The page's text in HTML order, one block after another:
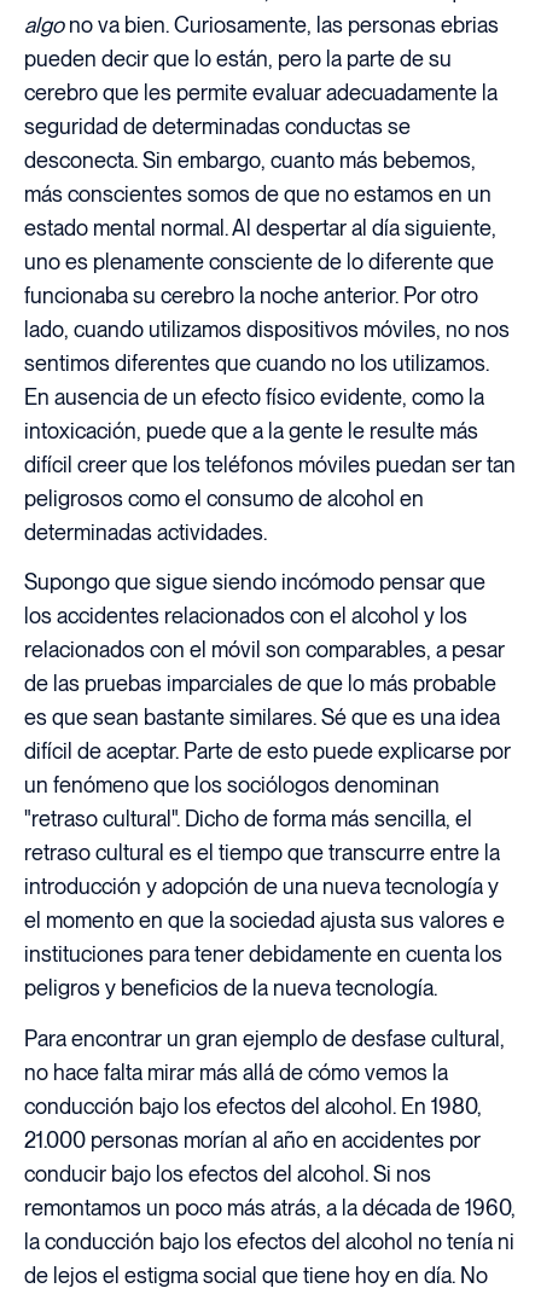
algono va bien. Curiosamente, las personas ebrias
pueden decir que lo están, pero la parte de su
cerebro que les permite evaluar adecuadamente la
seguridad de determinadas conductas se
desconecta. Sin embargo, cuanto más bebemos,
más conscientes somos de que no estamos en un
estado mental normal. Al despertar al día siguiente,
uno es plenamente consciente de lo diferente que
funcionaba su cerebro la noche anterior. Por otro
lado, cuando utilizamos dispositivos móviles, no nos
sentimos diferentes que cuando no los utilizamos.
En ausencia de un efecto físico evidente, como la
intoxicación, puede que a la gente le resulte más
difícil creer que los teléfonos móviles puedan ser tan
peligrosos como el consumo de alcohol en
determinadas actividades.
Supongo que sigue siendo incómodo pensar que
los accidentes relacionados con el alcohol y los
relacionados con el móvil son comparables, a pesar
de las pruebas imparciales de que lo más probable
es que sean bastante similares. Sé que es una idea
difícil de aceptar. Parte de esto puede explicarse por
un fenómeno que los sociólogos denominan
"retraso cultural". Dicho de forma más sencilla, el
retraso cultural es el tiempo que transcurre entre la
introducción y adopción de una nueva tecnología y
el momento en que la sociedad ajusta sus valores e
instituciones para tener debidamente en cuenta los
peligros y beneficios de la nueva tecnología.
Para encontrar un gran ejemplo de desfase cultural,
no hace falta mirar más allá de cómo vemos la
conducción bajo los efectos del alcohol. En 1980,
21.000 personas morían al año en accidentes por
conducir bajo los efectos del alcohol. Si nos
remontamos un poco más atrás, a la década de 1960,
la conducción bajo los efectos del alcohol no tenía ni
de lejos el estigma social que tiene hoy en día. No